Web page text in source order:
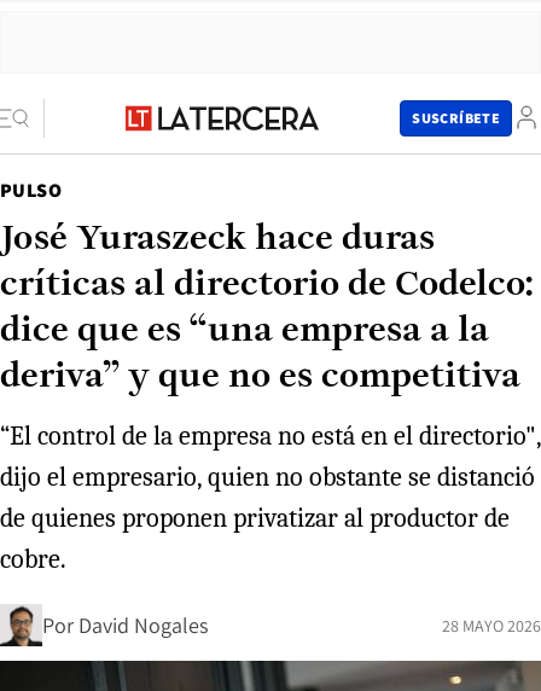
SUSCRÍBETE
PULSO
José Yuraszeck hace duras
críticas al directorio de Codelco:
dice que es “una empresa a la
deriva” y que no es competitiva
“El control de la empresa no está en el directorio",
dijo el empresario, quien no obstante se distanció
de quienes proponen privatizar al productor de
cobre.
Por David Nogales 28 MAYO 2026